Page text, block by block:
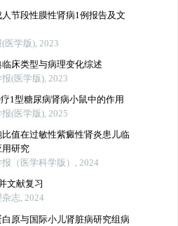
节段性膜性肾病1例报告及文
医学版), 2023
床类型与病理变化综述
(医学版), 2023
1型糖尿病肾病小鼠中的作用
(医学版), 2025
值在过敏性紫癜性肾炎患儿临
用研究
（医学科学版）, 2024
文献复习
志, 2024
原与国际小儿肾脏病研究组病